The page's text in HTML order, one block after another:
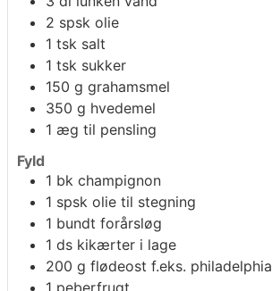
2 spsk olie
1 tsk salt
1 tsk sukker
150 g grahamsmel
350 g hvedemel
1 æg til pensling
Fyld
1 bk champignon
1 spsk olie til stegning
1 bundt forårsløg
1 ds kikærter i lage
200 g flødeost f.eks. philadelphia
1 peberfrugt